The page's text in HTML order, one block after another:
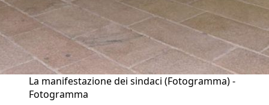
La manifestazione dei sindaci (Fotogramma) -
Fotogramma